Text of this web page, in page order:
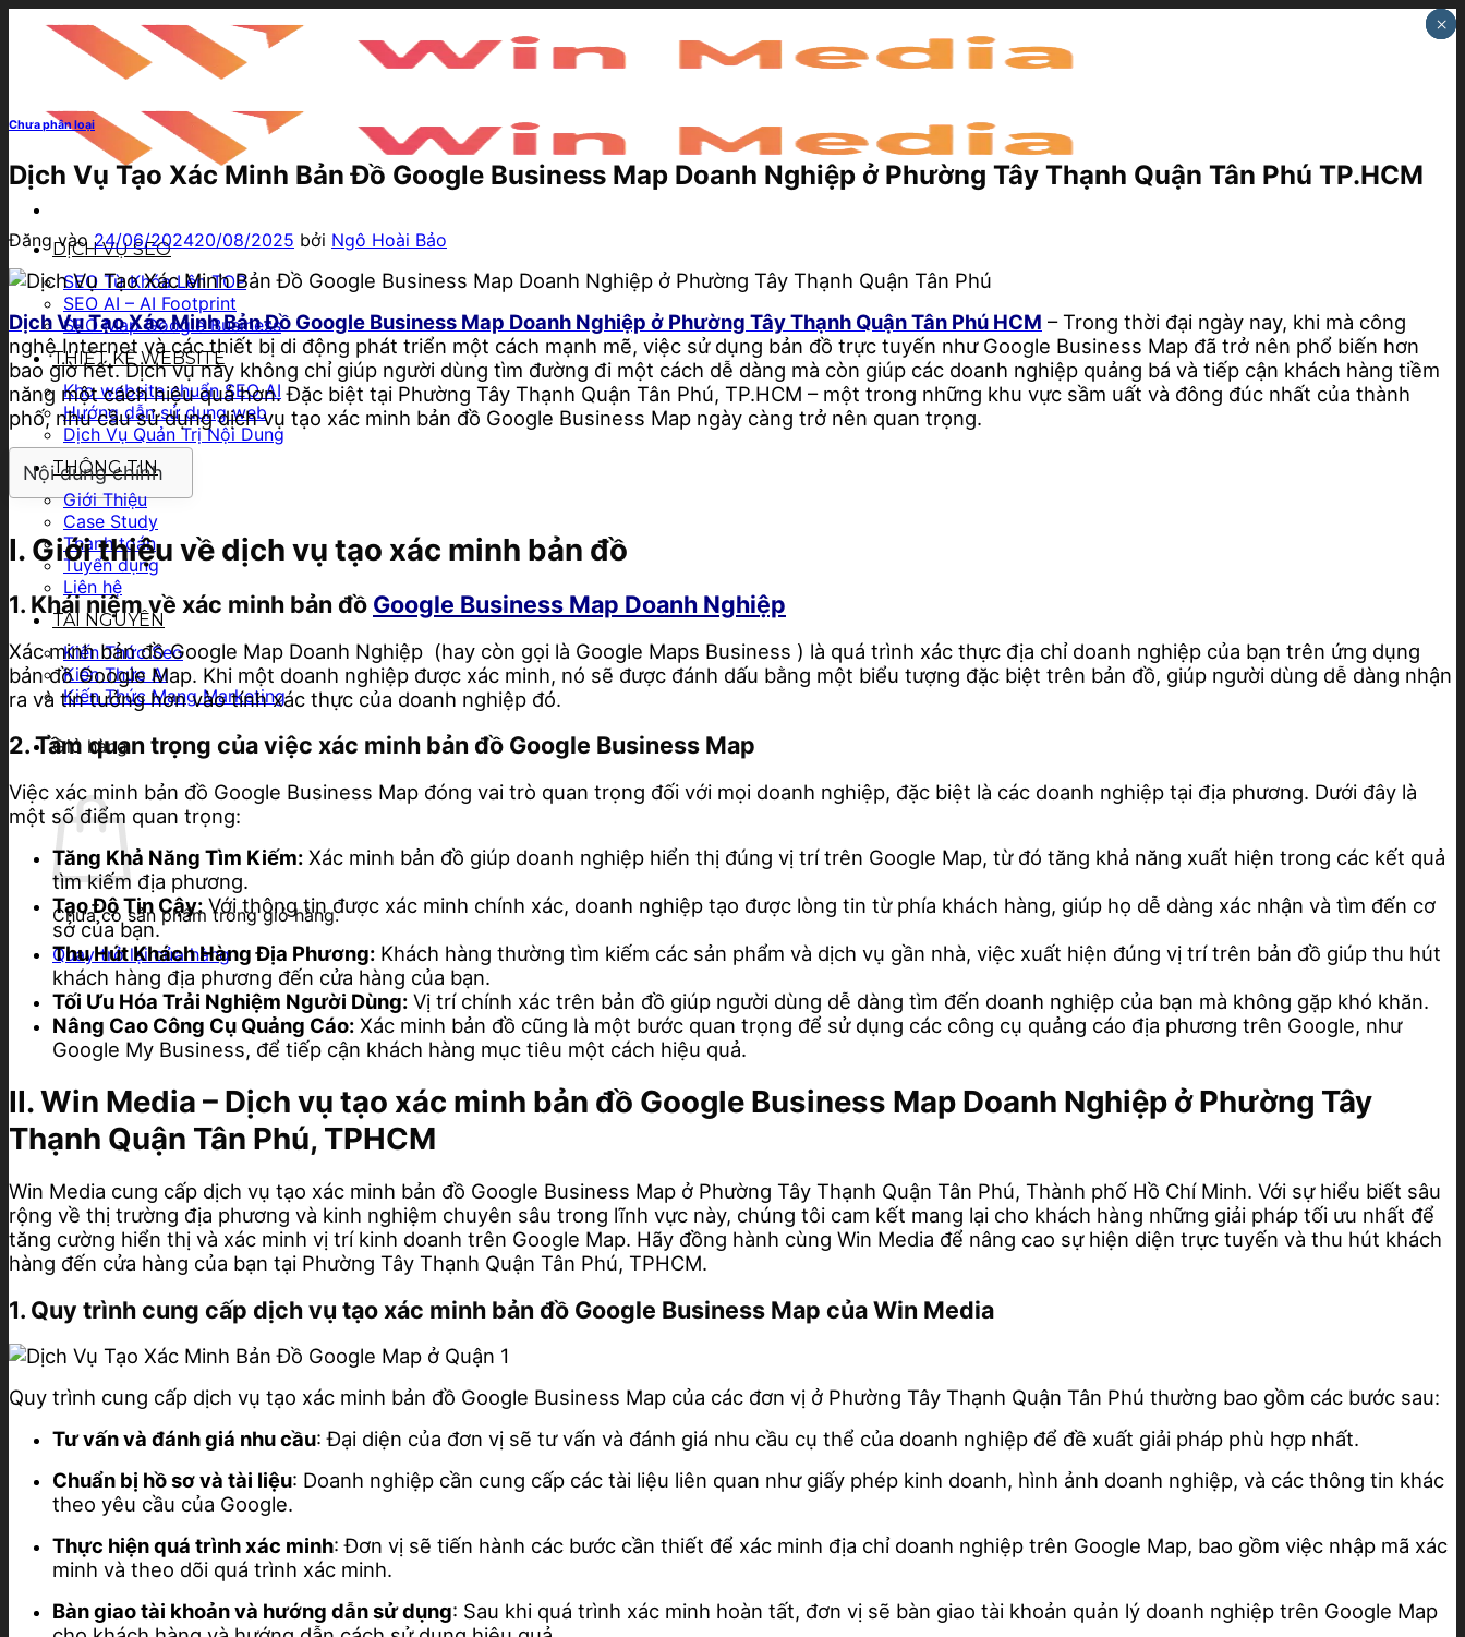
DỊCH VỤ SEO
SEO Từ Khóa Lên TOP
SEO AI – AI Footprint
SEO Map Google Business
THIẾT KẾ WEBSITE
Kho website chuẩn SEO AI
Hướng dẫn sử dụng web
Dịch Vụ Quản Trị Nội Dung
THÔNG TIN
Giới Thiệu
Case Study
Thanh toán
Tuyển dụng
Liên hệ
TÀI NGUYÊN
Kiến Thức Seo
Kiến Thức AI
Kiến Thức Mạng Marketing
Giỏ hàng
Chưa có sản phẩm trong giỏ hàng.
Quay trở lại cửa hàng
Chưa phân loại
Dịch Vụ Tạo Xác Minh Bản Đồ Google Business Map Doanh Nghiệp ở Phường Tây Thạnh Quận Tân Phú TP.HCM
Đăng vào 24/06/202420/08/2025 bởi Ngô Hoài Bảo
Dịch Vụ Tạo Xác Minh Bản Đồ Google Business Map Doanh Nghiệp ở Phường Tây Thạnh Quận Tân Phú HCM – Trong thời đại ngày nay, khi mà công
nghệ Internet và các thiết bị di động phát triển một cách mạnh mẽ, việc sử dụng bản đồ trực tuyến như Google Business Map đã trở nên phổ biến hơn
bao giờ hết. Dịch vụ này không chỉ giúp người dùng tìm đường đi một cách dễ dàng mà còn giúp các doanh nghiệp quảng bá và tiếp cận khách hàng tiềm
năng một cách hiệu quả hơn. Đặc biệt tại Phường Tây Thạnh Quận Tân Phú, TP.HCM – một trong những khu vực sầm uất và đông đúc nhất của thành
phố, nhu cầu sử dụng dịch vụ tạo xác minh bản đồ Google Business Map ngày càng trở nên quan trọng.
Nội dung chính
I. Giới thiệu về dịch vụ tạo xác minh bản đồ
1. Khái niệm về xác minh bản đồ Google Business Map Doanh Nghiệp
Xác minh bản đồ Google Map Doanh Nghiệp (hay còn gọi là Google Maps Business ) là quá trình xác thực địa chỉ doanh nghiệp của bạn trên ứng dụng
bản đồ Google Map. Khi một doanh nghiệp được xác minh, nó sẽ được đánh dấu bằng một biểu tượng đặc biệt trên bản đồ, giúp người dùng dễ dàng nhận
ra và tin tưởng hơn vào tính xác thực của doanh nghiệp đó.
2. Tầm quan trọng của việc xác minh bản đồ Google Business Map
Việc xác minh bản đồ Google Business Map đóng vai trò quan trọng đối với mọi doanh nghiệp, đặc biệt là các doanh nghiệp tại địa phương. Dưới đây là
một số điểm quan trọng:
Tăng Khả Năng Tìm Kiếm: Xác minh bản đồ giúp doanh nghiệp hiển thị đúng vị trí trên Google Map, từ đó tăng khả năng xuất hiện trong các kết quả
tìm kiếm địa phương.
Tạo Độ Tin Cậy: Với thông tin được xác minh chính xác, doanh nghiệp tạo được lòng tin từ phía khách hàng, giúp họ dễ dàng xác nhận và tìm đến cơ
sở của bạn.
Thu Hút Khách Hàng Địa Phương: Khách hàng thường tìm kiếm các sản phẩm và dịch vụ gần nhà, việc xuất hiện đúng vị trí trên bản đồ giúp thu hút
khách hàng địa phương đến cửa hàng của bạn.
Tối Ưu Hóa Trải Nghiệm Người Dùng: Vị trí chính xác trên bản đồ giúp người dùng dễ dàng tìm đến doanh nghiệp của bạn mà không gặp khó khăn.
Nâng Cao Công Cụ Quảng Cáo: Xác minh bản đồ cũng là một bước quan trọng để sử dụng các công cụ quảng cáo địa phương trên Google, như
Google My Business, để tiếp cận khách hàng mục tiêu một cách hiệu quả.
II. Win Media – Dịch vụ tạo xác minh bản đồ Google Business Map Doanh Nghiệp ở Phường Tây
Thạnh Quận Tân Phú, TPHCM
Win Media cung cấp dịch vụ tạo xác minh bản đồ Google Business Map ở Phường Tây Thạnh Quận Tân Phú, Thành phố Hồ Chí Minh. Với sự hiểu biết sâu
rộng về thị trường địa phương và kinh nghiệm chuyên sâu trong lĩnh vực này, chúng tôi cam kết mang lại cho khách hàng những giải pháp tối ưu nhất để
tăng cường hiển thị và xác minh vị trí kinh doanh trên Google Map. Hãy đồng hành cùng Win Media để nâng cao sự hiện diện trực tuyến và thu hút khách
hàng đến cửa hàng của bạn tại Phường Tây Thạnh Quận Tân Phú, TPHCM.
1. Quy trình cung cấp dịch vụ tạo xác minh bản đồ Google Business Map của Win Media
Quy trình cung cấp dịch vụ tạo xác minh bản đồ Google Business Map của các đơn vị ở Phường Tây Thạnh Quận Tân Phú thường bao gồm các bước sau:
Tư vấn và đánh giá nhu cầu: Đại diện của đơn vị sẽ tư vấn và đánh giá nhu cầu cụ thể của doanh nghiệp để đề xuất giải pháp phù hợp nhất.
Chuẩn bị hồ sơ và tài liệu: Doanh nghiệp cần cung cấp các tài liệu liên quan như giấy phép kinh doanh, hình ảnh doanh nghiệp, và các thông tin khác
theo yêu cầu của Google.
Thực hiện quá trình xác minh: Đơn vị sẽ tiến hành các bước cần thiết để xác minh địa chỉ doanh nghiệp trên Google Map, bao gồm việc nhập mã xác
minh và theo dõi quá trình xác minh.
Bàn giao tài khoản và hướng dẫn sử dụng: Sau khi quá trình xác minh hoàn tất, đơn vị sẽ bàn giao tài khoản quản lý doanh nghiệp trên Google Map
×
×
×